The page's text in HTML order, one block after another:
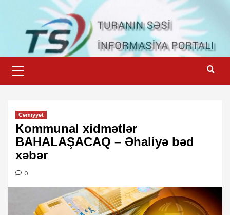
content
Menu
Cəmiyyət
Kommunal xidmətlər
BAHALAŞACAQ – Əhaliyə bəd
xəbər
0